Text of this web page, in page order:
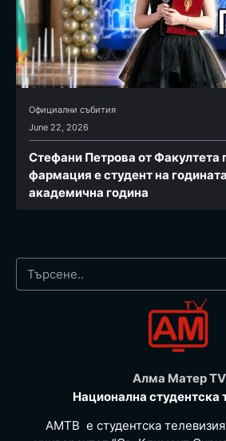
Официални събития
June 22, 2026
Стефани Петрова от Факултета
фармация e студент на
академична година
Алма Матер TV
Национална студентска
АМТВ е студентска